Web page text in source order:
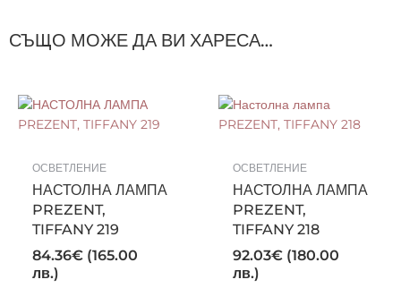
СЪЩО МОЖЕ ДА ВИ ХАРЕСА…
ОСВЕТЛЕНИЕ
НАСТОЛНА ЛАМПА
PREZENT,
TIFFANY 219
84.36€ (165.00
лв.)
ОСВЕТЛЕНИЕ
НАСТОЛНА ЛАМПА
PREZENT,
TIFFANY 218
92.03€ (180.00
лв.)